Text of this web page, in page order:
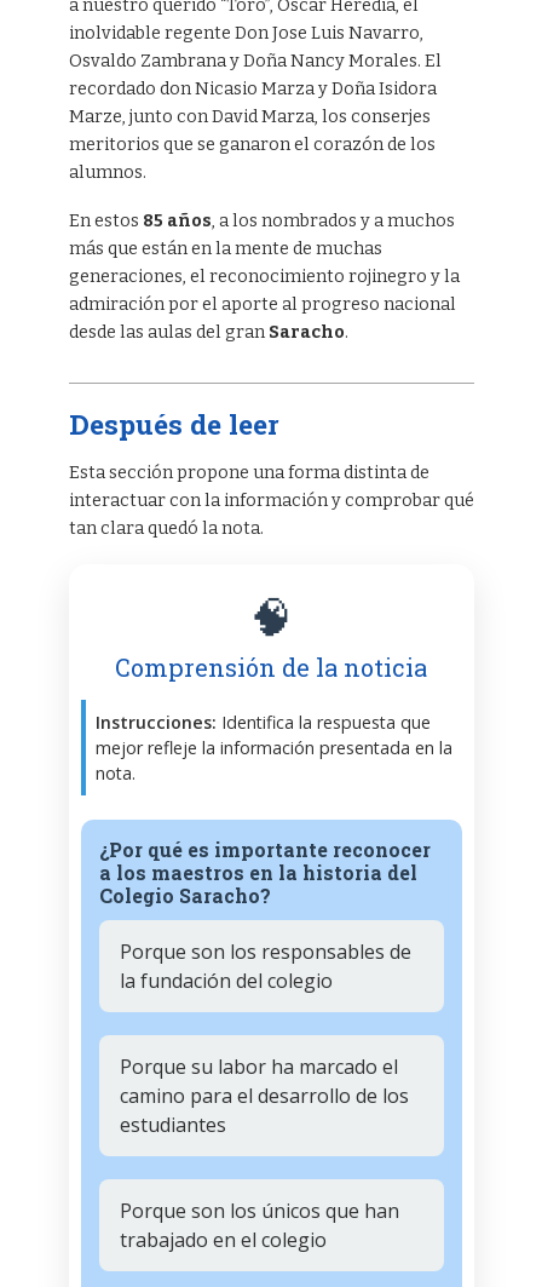
a nuestro querido “Toro”, Oscar Heredia, el
inolvidable regente Don Jose Luis Navarro,
Osvaldo Zambrana y Doña Nancy Morales. El
recordado don Nicasio Marza y Doña Isidora
Marze, junto con David Marza, los conserjes
meritorios que se ganaron el corazón de los
alumnos.
En estos 85 años, a los nombrados y a muchos
más que están en la mente de muchas
generaciones, el reconocimiento rojinegro y la
admiración por el aporte al progreso nacional
desde las aulas del gran Saracho.
Después de leer
Esta sección propone una forma distinta de
interactuar con la información y comprobar qué
tan clara quedó la nota.
🧠
Comprensión de la noticia
Instrucciones: Identifica la respuesta que
mejor refleje la información presentada en la
nota.
¿Por qué es importante reconocer
a los maestros en la historia del
Colegio Saracho?
Porque son los responsables de
la fundación del colegio
Porque su labor ha marcado el
camino para el desarrollo de los
estudiantes
Porque son los únicos que han
trabajado en el colegio